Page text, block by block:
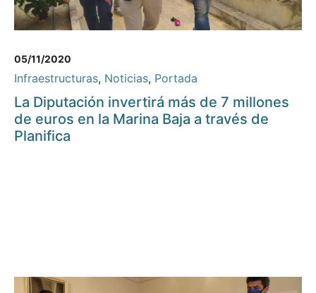
05/11/2020
Infraestructuras, Noticias, Portada
La Diputación invertirá más de 7 millones
de euros en la Marina Baja a través de
Planifica